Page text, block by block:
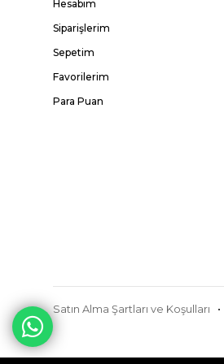
Hesabım
Siparişlerim
Sepetim
Favorilerim
Para Puan
Satın Alma Şartları ve Koşulları